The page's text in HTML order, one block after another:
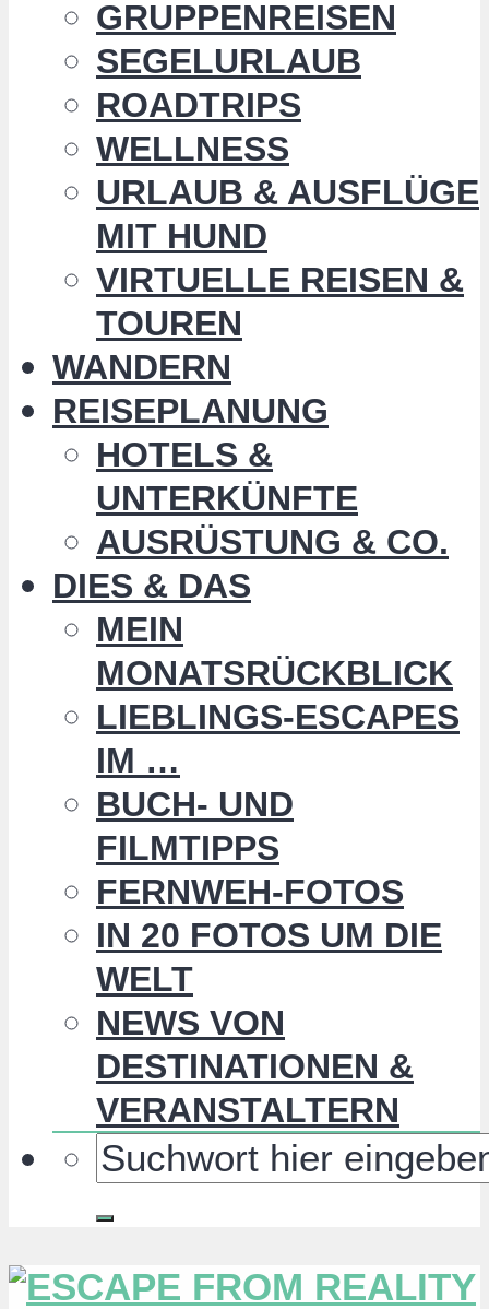
GRUPPENREISEN
SEGELURLAUB
ROADTRIPS
WELLNESS
URLAUB & AUSFLÜGE
MIT HUND
VIRTUELLE REISEN &
TOUREN
WANDERN
REISEPLANUNG
HOTELS &
UNTERKÜNFTE
AUSRÜSTUNG & CO.
DIES & DAS
MEIN
MONATSRÜCKBLICK
LIEBLINGS-ESCAPES
IM …
BUCH- UND
FILMTIPPS
FERNWEH-FOTOS
IN 20 FOTOS UM DIE
WELT
NEWS VON
DESTINATIONEN &
VERANSTALTERN